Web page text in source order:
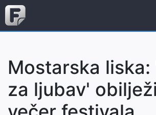
Mostarska liska:
za ljubav'